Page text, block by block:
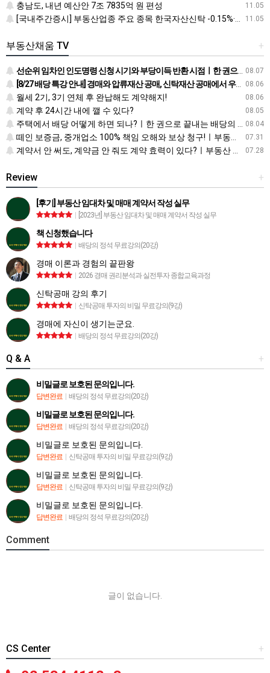
11.05
충남도, 내년 예산안 7조 7835억 원 편성
11.05
[국내주간증시] 부동산업종 주요 종목 한국자산신탁 -0.15%·신라섬유 -0.26%·한국토지신탁 -0.45% 순
+
부동산채움 TV
08.07
선순위 임차인 인도명령 신청 시기와 부당이득 반환 시점ㅣ한 권으로 끝내는 배당의 정석
08.06
[8/27 배당 특강 안내] 경매와 압류재산 공매, 신탁재산 공매에서 우선순위에 따른 배당 방법
08.06
월세 2기, 3기 연체 후 완납해도 계약해지!
08.05
계약 후 24시간 내에 깰 수 있다?
08.04
주택에서 배당 어떻게 하면 되나?ㅣ한 권으로 끝내는 배당의 정석
07.31
떼인 보증금, 중개업소 100% 책임 오해와 보상 청구!ㅣ부동산 재테크 상식 사전
07.28
계약서 안 써도, 계약금 안 줘도 계약 효력이 있다?ㅣ부동산 재테크 상식 사전
+
Review
[후기] 부동산 임대차 및 매매 계약서 작성 실무
[2023년] 부동산 임대차 및 매매 계약서 작성 실무
책 신청했습니다
배당의 정석 무료강의(20강)
경매 이론과 경험의 끝판왕
2026 경매 권리분석과 실전투자 종합교육과정
신탁공매 강의 후기
신탁공매 투자의 비밀 무료강의(9강)
경매에 자신이 생기는군요.
배당의 정석 무료강의(20강)
+
Q & A
비밀글로 보호된 문의입니다.
답변완료 배당의 정석 무료강의(20강)
비밀글로 보호된 문의입니다.
답변완료 배당의 정석 무료강의(20강)
비밀글로 보호된 문의입니다.
답변완료 신탁공매 투자의 비밀 무료강의(9강)
비밀글로 보호된 문의입니다.
답변완료 신탁공매 투자의 비밀 무료강의(9강)
비밀글로 보호된 문의입니다.
답변완료 배당의 정석 무료강의(20강)
Comment
글이 없습니다.
+
CS Center